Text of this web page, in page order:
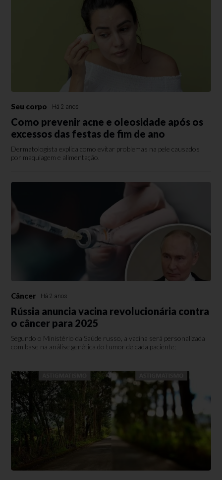
Seu corpo Há 2 anos
Como prevenir acne e oleosidade após os
excessos das festas de fim de ano
Dermatologista explica como evitar problemas na pele causados
por maquiagem e alimentação.
Câncer Há 2 anos
Rússia anuncia vacina revolucionária contra
o câncer para 2025
Segundo o Ministério da Saúde russo, a vacina será personalizada
com base na análise genética do tumor de cada paciente;